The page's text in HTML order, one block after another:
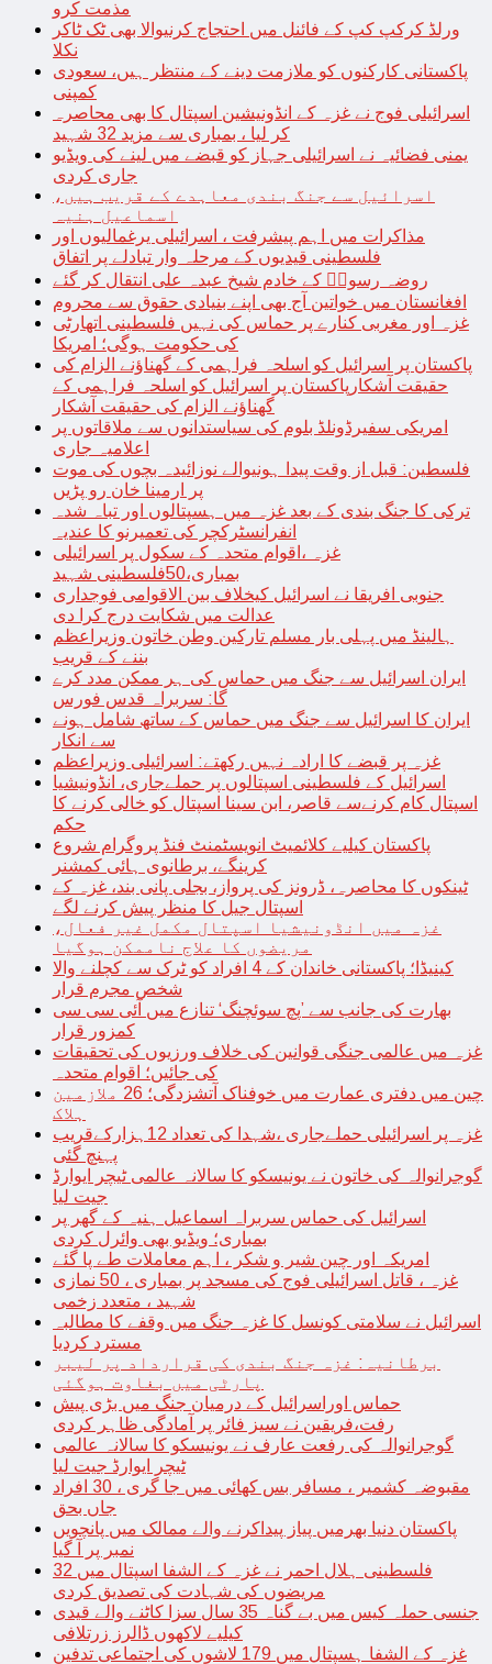
مذمت کرو
ورلڈ کرکپ کپ کے فائنل میں احتجاج کرنیوالا بھی ٹک ٹاکر
نکلا
پاکستانی کارکنوں کو ملازمت دینے کے منتظر ہیں، سعودی
کمپنی
اسرائیلی فوج نے غزہ کے انڈونیشین اسپتال کا بھی محاصرہ
کر لیا ، بمباری سے مزید 32 شہید
یمنی فضائیہ نے اسرائیلی جہاز کو قبضے میں لینے کی ویڈیو
جاری کردی
اسرائیل سے جنگ بندی معاہدے کے قریب ہیں،
اسماعیل ہنیہ
مذاکرات میں اہم پیشرفت ، اسرائیلی یرغمالیوں اور
فلسطینی قیدیوں کے مرحلہ وار تبادلے پر اتفاق
روضہ رسولؐ کے خادم شیخ عبدہ علی انتقال کر گئے
افغانستان میں خواتین آج بھی اپنے بنیادی حقوق سے محروم
غزہ اور مغربی کنارے پر حماس کی نہیں فلسطینی اتھارٹی
کی حکومت ہوگی؛ امریکا
پاکستان پر اسرائیل کو اسلحہ فراہمی کے گھناؤنے الزام کی
حقیقت آشکارپاکستان پر اسرائیل کو اسلحہ فراہمی کے
گھناؤنے الزام کی حقیقت آشکار
امریکی سفیرڈونلڈ بلوم کی سیاستدانوں سے ملاقاتوں پر
اعلامیہ جاری
فلسطین: قبل از وقت پیدا ہونیوالے نوزائیدہ بچوں کی موت
پر ارمینا خان رو پڑیں
ترکی کا جنگ بندی کے بعد غزہ میں ہسپتالوں اور تباہ شدہ
انفرانسٹرکچر کی تعمیرنو کا عندیہ
غزہ ،اقوام متحدہ کے سکول پر اسرائیلی
بمباری،50فلسطینی شہید
جنوبی افریقا نے اسرائیل کیخلاف بین الاقوامی فوجداری
عدالت میں شکایت درج کرا دی
ہالینڈ میں پہلی بار مسلم تارکین وطن خاتون وزیراعظم
بننے کے قریب
ایران اسرائیل سے جنگ میں حماس کی ہر ممکن مدد کرے
گا: سربراہ قدس فورس
ایران کا اسرائیل سے جنگ میں حماس کے ساتھ شامل ہونے
سے انکار
غزہ پر قبضے کا ارادہ نہیں رکھتے: اسرائیلی وزیراعظم
اسرائیل کے فلسطینی اسپتالوں پر حملےجاری، انڈونیشیا
اسپتال کام کرنےسے قاصر، ابن سینا اسپتال کو خالی کرنے کا
حکم
پاکستان کیلیے کلائمیٹ انویسٹمنٹ فنڈ پروگرام شروع
کرینگے، برطانوی ہائی کمشنر
ٹینکوں کا محاصرہ، ڈرونز کی پرواز، بجلی پانی بند، غزہ کے
اسپتال جیل کا منظر پیش کرنے لگے
غزہ میں انڈونیشیا اسپتال مکمل غیر فعال،
مریضوں کا علاج ناممکن ہوگیا
کینیڈا؛ پاکستانی خاندان کے 4 افراد کو ٹرک سے کچلنے والا
شخص مجرم قرار
بھارت کی جانب سے ’پچ سوئچنگ‘ تنازع میں آئی سی سی
کمزور قرار
غزہ میں عالمی جنگی قوانین کی خلاف ورزیوں کی تحقیقات
کی جائیں؛ اقوام متحدہ
چین میں دفتری عمارت میں خوفناک آتشزدگی؛ 26 ملازمین
ہلاک
غزہ پر اسرائیلی حملےجاری ،شہدا کی تعداد 12ہزارکےقریب
پہنچ گئی
گوجرانوالہ کی خاتون نے یونیسکو کا سالانہ عالمی ٹیچر ایوارڈ
جیت لیا
اسرائیل کی حماس سربراہ اسماعیل ہنیہ کے گھر پر
بمباری؛ ویڈیو بھی وائرل کردی
امریکہ اور چین شیر و شکر ، اہم معاملات طے پا گئے
غزہ ، قاتل اسرائیلی فوج کی مسجد پر بمباری ، 50 نمازی
شہید ، متعدد زخمی
اسرائیل نے سلامتی کونسل کا غزہ جنگ میں وقفے کا مطالبہ
مسترد کردیا
برطانیہ: غزہ جنگ بندی کی قرارداد پر لیبر
پارٹی میں بغاوت ہوگئی
حماس اوراسرائیل کے درمیان جنگ میں بڑی پیش
رفت،فریقین نے سیز فائر پر آمادگی ظاہر کردی
گوجرانوالہ کی رفعت عارف نے یونیسکو کا سالانہ عالمی
ٹیچر ایوارڈ جیت لیا
مقبوضہ کشمیر ، مسافر بس کھائی میں جا گری ، 30 افراد
جاں بحق
پاکستان دنیا بھرمیں پیاز پیداکرنے والے ممالک میں پانچویں
نمبر پر آ گیا
فلسطینی ہلال احمر نے غزہ کے الشفا اسپتال میں 32
مریضوں کی شہادت کی تصدیق کردی
جنسی حملہ کیس میں بے گناہ 35 سال سزا کاٹنے والے قیدی
کیلیے لاکھوں ڈالرز زرتلافی
غزہ کے الشفا ہسپتال میں 179 لاشوں کی اجتماعی تدفین